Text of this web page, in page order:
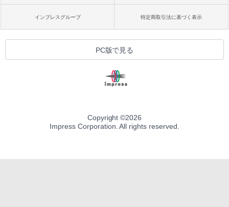
インプレスグループ 特定商取引法に基づく表示
PC版で見る
Copyright ©2026
Impress Corporation. All rights reserved.